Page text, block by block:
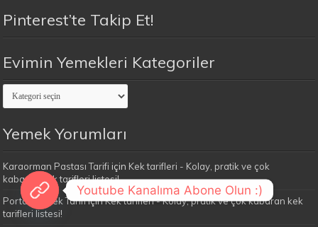
Pinterest’te Takip Et!
Evimin Yemekleri Kategoriler
Evimin
Yemekleri
Kategoriler
Yemek Yorumları
Karaorman Pastası Tarifi için Kek tarifleri - Kolay, pratik ve çok
kabaran kek tarifleri listesi!
Portakallı Kek TarifiiçinKek tarifleri - Kolay, pratik ve çok kabaran kek
tarifleri listesi!
Youtube Kanalıma Abone Olun :)